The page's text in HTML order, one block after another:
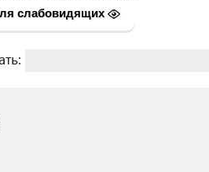
слабовидящих